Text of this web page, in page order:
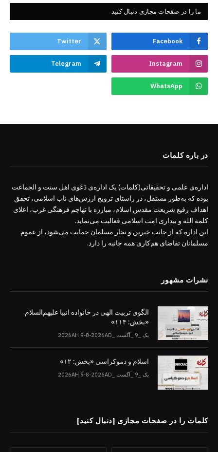
ما را در صفحات مجازی دنبال کنید
Facebook
Twitter
Instagram
Telegram
WhatsApp
در باره کلمات
اداره‌ی علمی و تحقیقاتی(کلمات) یک اداره‌ی دَعَوی اهل سنت و الجماعت
بوده که به‌طور مستقل، در راستای ترویج ارزش‌های ناب اسلامی، تحقق
اهداف رفیع شریعت مقدس اسلام، مبارزه با تهاجم فرهنگی غرب، اعلای
کلمة الله و بیداری امت اسلامی فعالیت می‌نماید.
این اداره که از جانب خیرین و تجار مسلمان حمایت می‌شود، از عموم
مسلمانان تقاضای هم‌کاری همه جانبه را دارد.
نشرات مشهور
الگوی تربیت الهی در خانواده انبیا‌‌ علیهم‌السلام
«بخش: ۱۱۴»
یک _9 _آگست _2026AH 9-8-2026AD
اسلام و دموکراسی «بخش: ۱۲»
یک _9 _آگست _2026AH 9-8-2026AD
کلمات را در صفحات مجازی [دنبال کنید]